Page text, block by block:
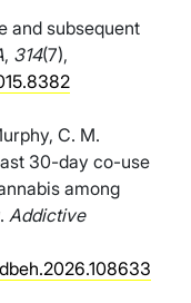
and subsequent
, 314(7),
C. M.
30-day co-use
among
Addictive